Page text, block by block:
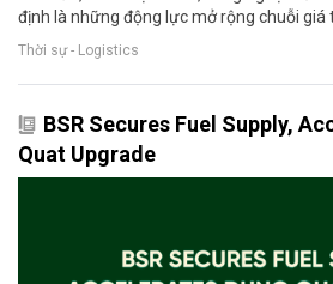
định là những động lực mở rộng chuỗi giá
Thời sự - Logistics
BSR Secures Fuel Supply,
Quat Upgrade